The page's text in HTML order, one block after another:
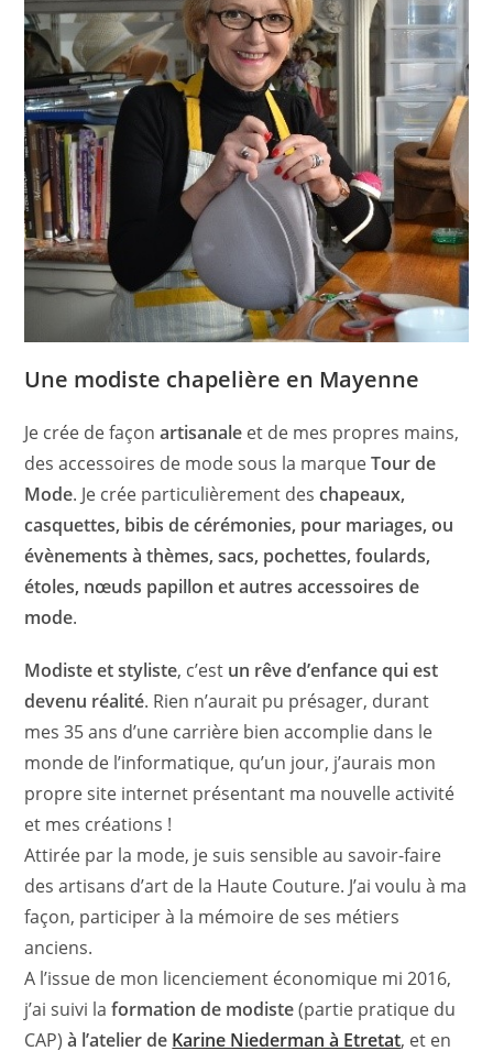
Une modiste chapelière en Mayenne
Je crée de façonartisanale et de mes propres mains,
des accessoires de mode sous la marqueTour de
Mode. Je crée particulièrement deschapeaux,
casquettes, bibis de cérémonies, pour mariages, ou
évènements à thèmes, sacs, pochettes, foulards,
étoles, nœuds papillon et autres accessoires de
mode.
Modiste et styliste, c’est un rêve d’enfance qui est
devenu réalité. Rien n’aurait pu présager, durant
mes 35 ans d’une carrière bien accomplie dans le
monde de l’informatique, qu’un jour, j’aurais mon
propre site internet présentant ma nouvelle activité
et mes créations !
Attirée par la mode, je suis sensible au savoir-faire
des artisans d’art de la Haute Couture. J’ai voulu à ma
façon, participer à la mémoire de ses métiers
anciens.
A l’issue de mon licenciement économique mi 2016,
j’ai suivi laformation de modiste(partie pratique du
CAP)à l’atelier de Karine Niederman à Etretat, et en